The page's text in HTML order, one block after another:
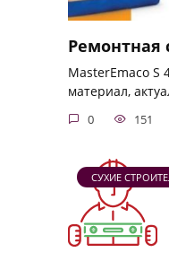
Ремонтная
MasterEmaco S
материал,
0 151
СУХИЕ